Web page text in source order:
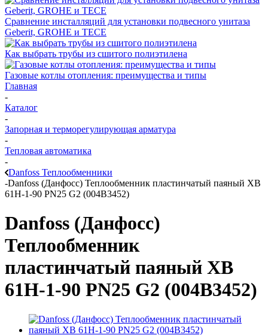
Сравнение инсталляций для установки подвесного унитаза
Geberit, GROHE и TECE
Как выбрать трубы из сшитого полиэтилена
Газовые котлы отопления: преимущества и типы
Главная
-
Каталог
-
Запорная и терморегулирующая арматура
-
Тепловая автоматика
-
Danfoss Теплообменники
-Danfoss (Данфосс) Теплообменник пластинчатый паяный XB
61H-1-90 PN25 G2 (004B3452)
Danfoss (Данфосс)
Теплообменник
пластинчатый паяный XB
61H-1-90 PN25 G2 (004B3452)